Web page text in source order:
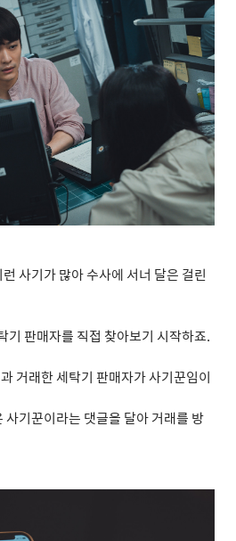
사기가 많아 수사에 서너 달은 걸린
기 판매자를 직접 찾아보기 시작하죠.
거래한 세탁기 판매자가 사기꾼임이
사기꾼이라는 댓글을 달아 거래를 방